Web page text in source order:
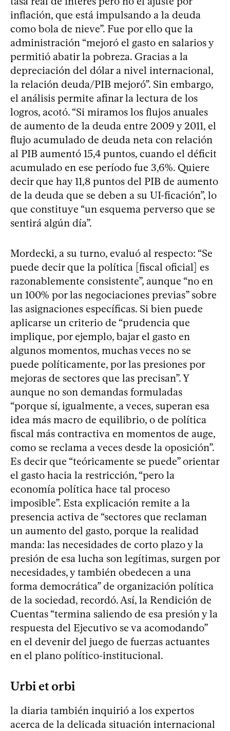
inflación, que está impulsando a la deuda
como bola de nieve”. Fue por ello que la
administración “mejoró el gasto en salarios y
permitió abatir la pobreza. Gracias a la
depreciación del dólar a nivel internacional,
la relación deuda/PIB mejoró”. Sin embargo,
el análisis permite afinar la lectura de los
logros, acotó. “Si miramos los flujos anuales
de aumento de la deuda entre 2009 y 2011, el
flujo acumulado de deuda neta con relación
al PIB aumentó 15,4 puntos, cuando el déficit
acumulado en ese período fue 3,6%. Quiere
decir que hay 11,8 puntos del PIB de aumento
de la deuda que se deben a su UI-ficación”, lo
que constituye “un esquema perverso que se
sentirá algún día”.
Mordecki, a su turno, evaluó al respecto: “Se
puede decir que la política [fiscal oficial] es
razonablemente consistente”, aunque “no en
un 100% por las negociaciones previas” sobre
las asignaciones específicas. Si bien puede
aplicarse un criterio de “prudencia que
implique, por ejemplo, bajar el gasto en
algunos momentos, muchas veces no se
puede políticamente, por las presiones por
mejoras de sectores que las precisan”. Y
aunque no son demandas formuladas
“porque sí, igualmente, a veces, superan esa
idea más macro de equilibrio, o de política
fiscal más contractiva en momentos de auge,
como se reclama a veces desde la oposición”.
Es decir que “teóricamente se puede” orientar
el gasto hacia la restricción, “pero la
economía política hace tal proceso
imposible”. Esta explicación remite a la
presencia activa de “sectores que reclaman
un aumento del gasto, porque la realidad
manda: las necesidades de corto plazo y la
presión de esa lucha son legítimas, surgen por
necesidades, y también obedecen a una
forma democrática” de organización política
de la sociedad, recordó. Así, la Rendición de
Cuentas “termina saliendo de esa presión y la
respuesta del Ejecutivo se va acomodando”
en el devenir del juego de fuerzas actuantes
en el plano político-institucional.
Urbi et orbi
la diaria también inquirió a los expertos
acerca de la delicada situación internacional